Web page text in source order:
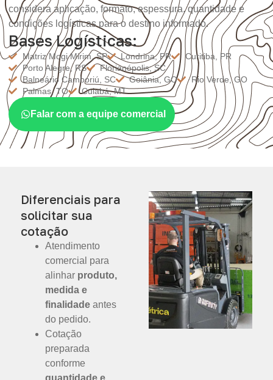
considera aplicação, formato, espessura, quantidade e
condições logísticas para o destino informado.
Bases Logísticas:
Matriz Mogi Mirim, SP Londrina, PR
Curitiba, PR
Porto Alegre, RS
Florianópolis, SC
Balneário Camboriú, SC
Goiânia, GO
Rio Verde, GO
Palmas, TO
Cuiabá, MT
Falar com a equipe comercial
Diferenciais para
solicitar sua
cotação
Atendimento
comercial para
alinhar produto,
medida e
finalidade antes
do pedido.
Cotação
preparada
conforme
quantidade e